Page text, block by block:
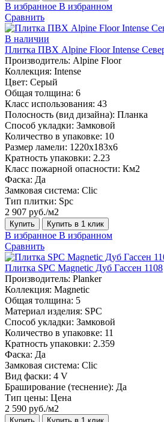
В избранное В избранном
Сравнить
В наличии
Плитка ПВХ Alpine Floor Intense
Производитель: Alpine Floor
Коллекция: Intense
Цвет: Серый
Общая толщина: 6
Класс использования: 43
Полосность (вид дизайна): Планка
Способ укладки: Замковой
Количество в упаковке: 10
Размер ламели: 1220х183х6
Кратность упаковки: 2.23
Класс пожарной опасности: Км2
Фаска: Да
Замковая система: Сlic
Тип плитки: Spc
2 907 руб./м2
Купить Купить в 1 клик
В избранное В избранном
Сравнить
Плитка SPC Magnetic Дуб Гассен 1108
Производитель: Planker
Коллекция: Magnetic
Общая толщина: 5
Материал изделия: SPC
Способ укладки: Замковой
Количество в упаковке: 11
Кратность упаковки: 2.359
Фаска: Да
Замковая система: Сlic
Вид фаски: 4 V
Браширование (теснение): Да
Тип цены: Цена
2 590 руб./м2